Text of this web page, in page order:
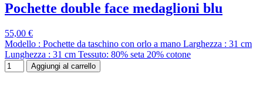
Pochette double face medaglioni blu
55,00 €
Modello : Pochette da taschino con orlo a mano Larghezza : 31 cm
Lunghezza : 31 cm Tessuto: 80% seta 20% cotone
Aggiungi al carrello